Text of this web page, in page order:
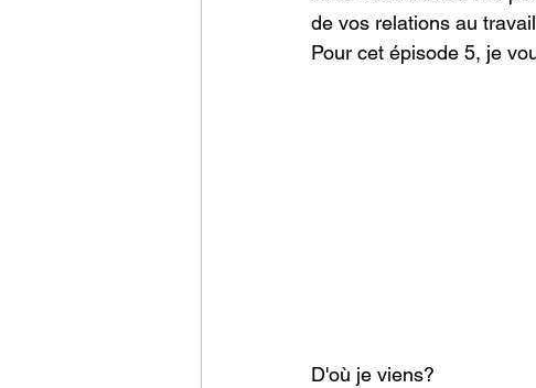
de vos relations au
Pour cet épisode 5, je
D'où je viens?